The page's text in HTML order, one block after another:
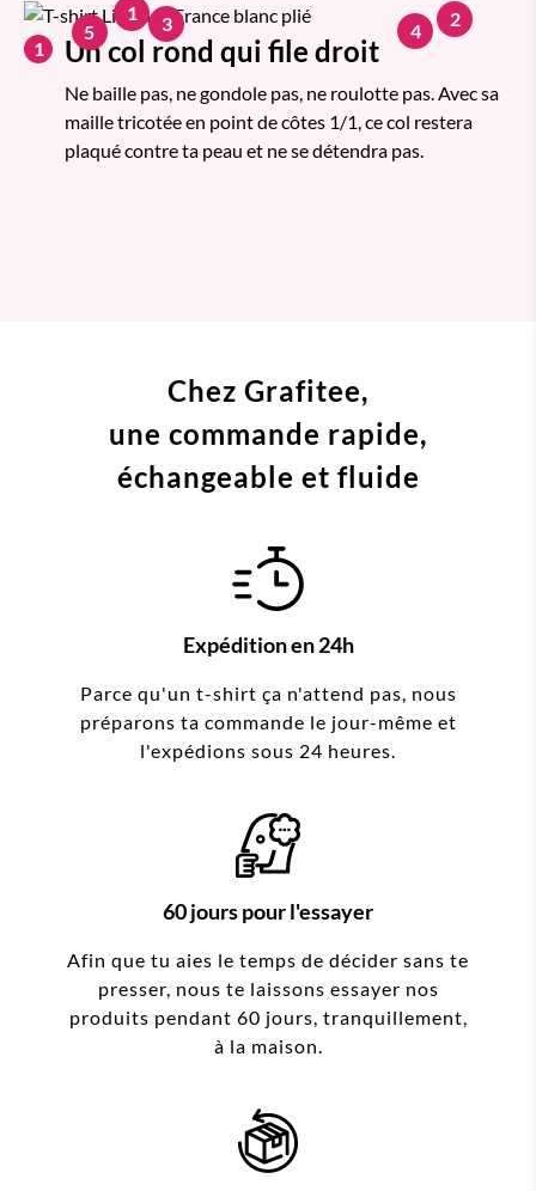
1 Un col rond qui file droit
Ne baille pas, ne gondole pas, ne roulotte pas. Avec sa
maille tricotée en point de côtes 1/1, ce col restera
plaqué contre ta peau et ne se détendra pas.
1 2
3 4
5
Chez Grafitee,
une commande rapide,
échangeable et fluide
Expédition en 24h
Parce qu'un t-shirt ça n'attend pas, nous
préparons ta commande le jour-même et
l'expédions sous 24 heures.
60 jours pour l'essayer
Afin que tu aies le temps de décider sans te
presser, nous te laissons essayer nos
produits pendant 60 jours, tranquillement,
à la maison.